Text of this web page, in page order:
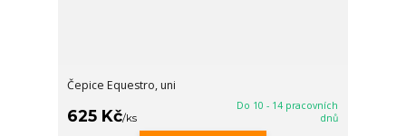
Čepice Equestro, uni
625 Kč/ks
Do 10 - 14 pracovních
dnů